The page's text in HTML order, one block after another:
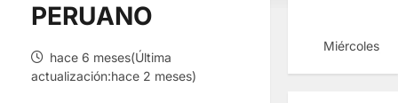
PERUANO
hace 6 meses(Última
actualización:hace 2 meses)
Miércoles,